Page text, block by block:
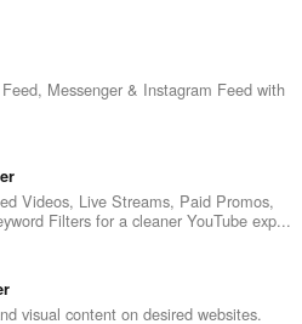
Messenger & Instagram Feed with
Videos, Live Streams, Paid Promos,
Filters for a cleaner YouTube exp...
visual content on desired websites.